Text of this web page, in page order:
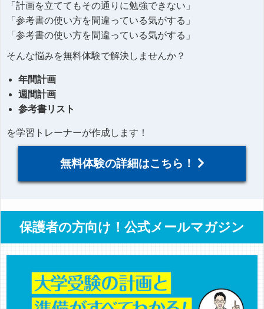
「計画を立ててもその通りに勉強できない」
「参考書の使い方を間違っている気がする」
「参考書の使い方を間違っている気がする」
そんな悩みを無料体験で解決しませんか？
年間計画
週間計画
参考書リスト
を学習トレーナーが作成します！
無料体験の詳細はこちら！
保護者の方向け！公式メールマガジン